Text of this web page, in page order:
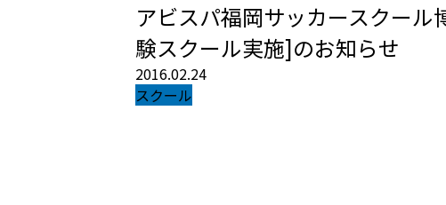
アビスパ福岡サッカースクー
験スクール実施]のお知らせ
2016.02.24
スクール